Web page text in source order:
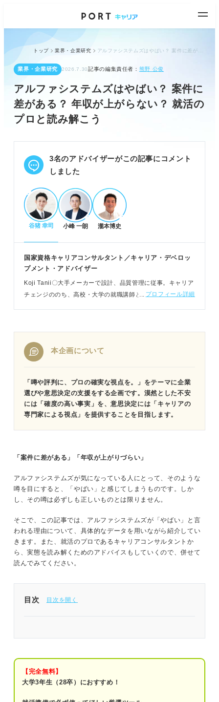
トップ 業界・企業研究
業界・企業研究 2026.7.30記事の編集責任者： 熊野 公俊
アルファシステムズはやばい？ 案件に
差がある？ 年収が上がらない？ 就活の
プロと読み解こう
3名のアドバイザーがこの記事にコメント
しました
谷猪 幸司 小峰 一朗 瀧本博史
国家資格キャリアコンサルタント／キャリア・デベロッ
プメント・アドバイザー
Koji Tanii〇大手メーカーで設計、品質管理に従事。キャリア
チェンジののち、高校・大学の就職講師として活動。障がい
プロフィール詳細
本企画について
「噂や評判に、プロの確実な視点を。」をテーマに企業
選びや意思決定の支援をする企画です。漠然とした不安
には「確度の高い事実」を、意思決定には「キャリアの
専門家による視点」を提供することを目指します。
「案件に差がある」「年収が上がりづらい」
アルファシステムズが気になっている人にとって、そのような
噂を目にすると、「やばい」と感じてしまうものです。しか
し、その噂は必ずしも正しいものとは限りません。
そこで、この記事では、アルファシステムズが「やばい」と言
われる理由について、具体的なデータを用いながら紹介してい
きます。また、就活のプロであるキャリアコンサルタントか
ら、実態を読み解くためのアドバイスもしていくので、併せて
読んでみてください。
目次
理由｜プロが読み解く
【完全無料】
大学3年生（28卒）におすすめ！